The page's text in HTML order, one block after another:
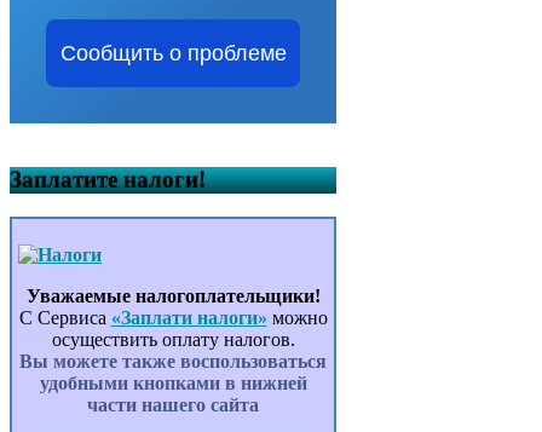
Сообщить о проблеме
Заплатите налоги!
Уважаемые налогоплательщики!
С Сервиса «Заплати налоги» можно
осуществить оплату налогов.
Вы можете также воспользоваться
удобными кнопками в нижней
части нашего сайта